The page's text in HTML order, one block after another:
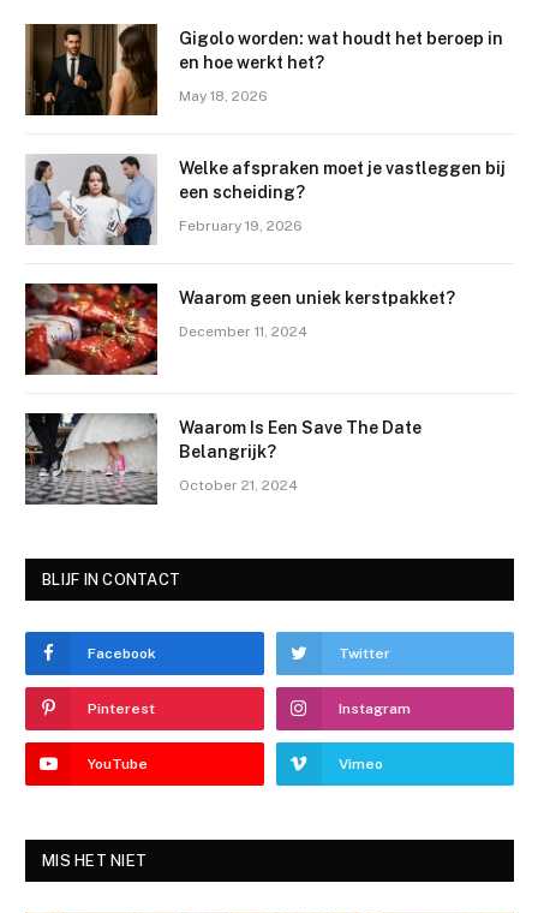
Gigolo worden: wat houdt het beroep in
en hoe werkt het?
May 18, 2026
Welke afspraken moet je vastleggen bij
een scheiding?
February 19, 2026
Waarom geen uniek kerstpakket?
December 11, 2024
Waarom Is Een Save The Date
Belangrijk?
October 21, 2024
BLIJF IN CONTACT
Facebook Twitter
Pinterest Instagram
YouTube Vimeo
MIS HET NIET